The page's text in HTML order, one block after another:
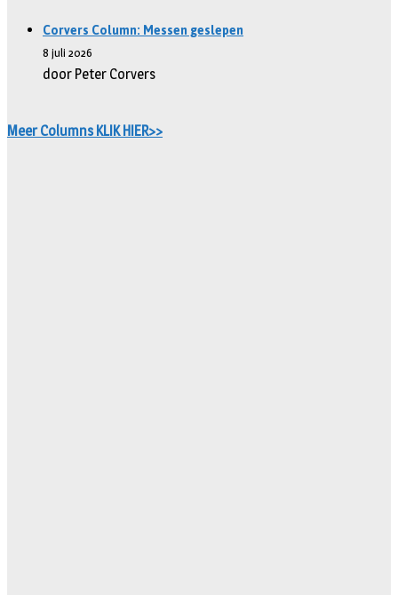
Corvers Column: Messen geslepen
8 juli 2026
door Peter Corvers
Meer Columns KLIK HIER>>